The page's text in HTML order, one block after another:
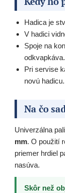
Hadica je
V hadici
Spoje na
odkvapkáva.
Pri servise
novú hadicu.
Na čo
Univerzálna
mm. O použití
priemer hrdiel
nasúva.
Skôr než